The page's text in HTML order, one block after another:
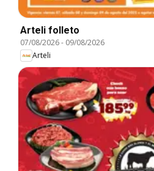
Arteli folleto
07/08/2026- 09/08/2026
Arteli